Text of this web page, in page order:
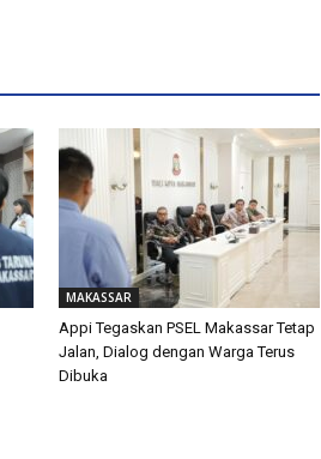
MAKASSAR
Appi Tegaskan PSEL Makassar Tetap
Jalan, Dialog dengan Warga Terus
Dibuka